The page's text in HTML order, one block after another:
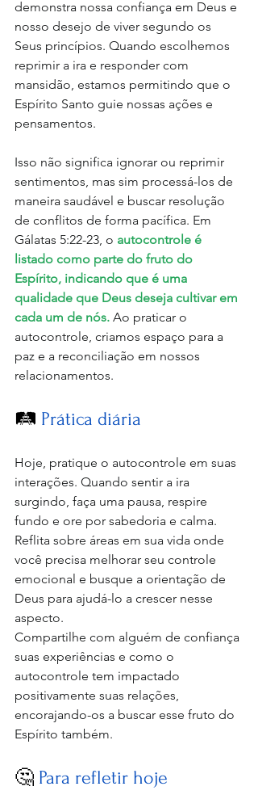
demonstra nossa confiança em Deus e
nosso desejo de viver segundo os
Seus princípios. Quando escolhemos
reprimir a ira e responder com
mansidão, estamos permitindo que o
Espírito Santo guie nossas ações e
pensamentos.
Isso não significa ignorar ou reprimir
sentimentos, mas sim processá-los de
maneira saudável e buscar resolução
de conflitos de forma pacífica. Em
Gálatas 5:22-23, o autocontrole é
listado como parte do fruto do
Espírito, indicando que é uma
qualidade que Deus deseja cultivar em
cada um de nós. Ao praticar o
autocontrole, criamos espaço para a
paz e a reconciliação em nossos
relacionamentos.
🛤️ Prática diária
Hoje, pratique o autocontrole em suas
interações. Quando sentir a ira
surgindo, faça uma pausa, respire
fundo e ore por sabedoria e calma.
Reflita sobre áreas em sua vida onde
você precisa melhorar seu controle
emocional e busque a orientação de
Deus para ajudá-lo a crescer nesse
aspecto.
Compartilhe com alguém de confiança
suas experiências e como o
autocontrole tem impactado
positivamente suas relações,
encorajando-os a buscar esse fruto do
Espírito também.
🤔 Para refletir hoje